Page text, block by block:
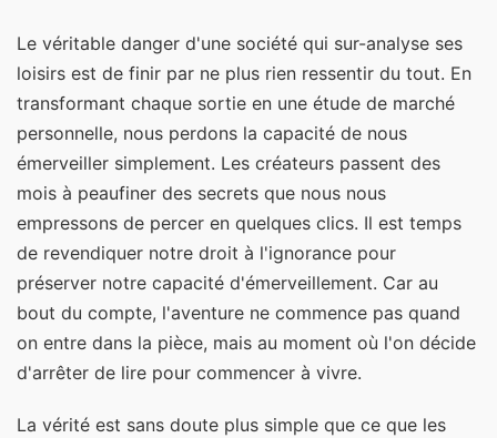
Le véritable danger d'une société qui sur-analyse ses
loisirs est de finir par ne plus rien ressentir du tout. En
transformant chaque sortie en une étude de marché
personnelle, nous perdons la capacité de nous
émerveiller simplement. Les créateurs passent des
mois à peaufiner des secrets que nous nous
empressons de percer en quelques clics. Il est temps
de revendiquer notre droit à l'ignorance pour
préserver notre capacité d'émerveillement. Car au
bout du compte, l'aventure ne commence pas quand
on entre dans la pièce, mais au moment où l'on décide
d'arrêter de lire pour commencer à vivre.
La vérité est sans doute plus simple que ce que les